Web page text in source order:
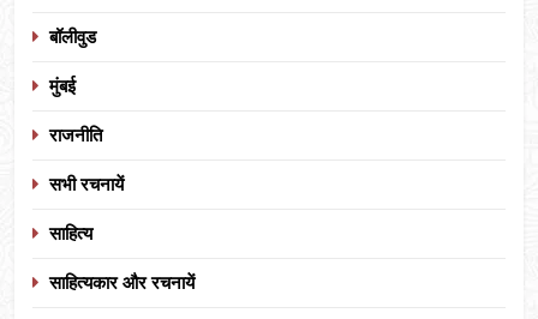
बॉलीवुड
मुंबई
राजनीति
सभी रचनायें
साहित्य
साहित्यकार और रचनायें